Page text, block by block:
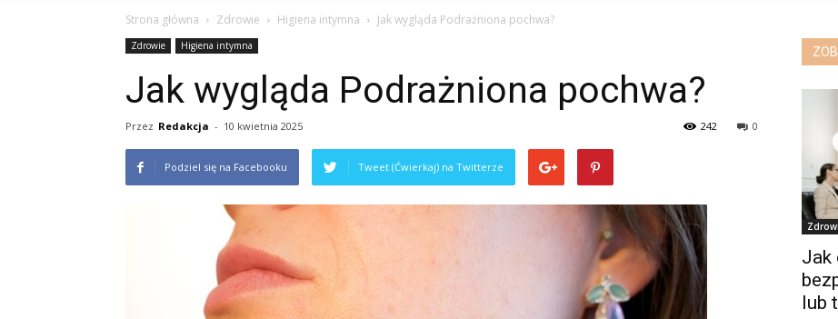
Strona główna Zdrowie Higiena intymna Jak wygląda Podrażniona pochwa?
Zdrowie Higiena intymna
Jak wygląda Podrażniona pochwa?
Przez Redakcja - 10 kwietnia 2025 0
242
Podziel się na Facebooku Tweet (Ćwierkaj) na Twitterze
Jak
lub